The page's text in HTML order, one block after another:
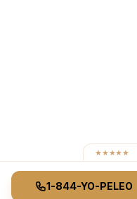
★★★★★
1-844-YO-PELEO